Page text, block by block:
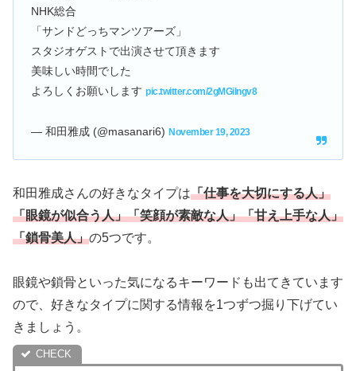
NHK総合
「サンドどっちマンツアーズ」
スタジオゲストで出演させて頂きます
美味しい時間でした
よろしくお願いします pic.twitter.com/2gMGilngv8
— 和田雅成 (@masanari6) November 19, 2023
和田雅成さんの好きなタイプは「仕事を大切にする人」
「眼鏡が似合う人」「笑顔が素敵な人」「甘え上手な人」
「鎖骨美人」の5つです。
眼鏡や鎖骨といった気になるキーワードも出てきています
ので、好きなタイプに関する情報を1つずつ掘り下げてい
きましょう。